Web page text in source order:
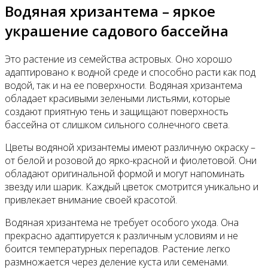
Водяная хризантема – яркое
украшение садового бассейна
Это растение из семейства астровых. Оно хорошо
адаптировано к водной среде и способно расти как под
водой, так и на ее поверхности. Водяная хризантема
обладает красивыми зелеными листьями, которые
создают приятную тень и защищают поверхность
бассейна от слишком сильного солнечного света.
Цветы водяной хризантемы имеют различную окраску –
от белой и розовой до ярко-красной и фиолетовой. Они
обладают оригинальной формой и могут напоминать
звезду или шарик. Каждый цветок смотрится уникально и
привлекает внимание своей красотой.
Водяная хризантема не требует особого ухода. Она
прекрасно адаптируется к различным условиям и не
боится температурных перепадов. Растение легко
размножается через деление куста или семенами.